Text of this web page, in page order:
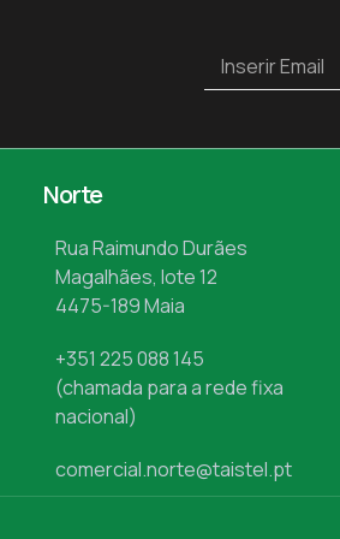
Norte
Rua Raimundo Durães
Magalhães, lote 12
4475-189 Maia
+351 225 088 145
(chamada para a rede fixa
nacional)
comercial.norte@taistel.pt